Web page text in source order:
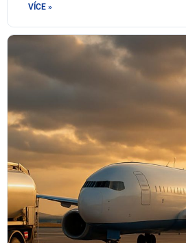
VÍCE »